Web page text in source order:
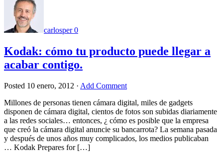
carlosper 0
Kodak: cómo tu producto puede llegar a
acabar contigo.
Posted 10 enero, 2012 · Add Comment
Millones de personas tienen cámara digital, miles de gadgets
disponen de cámara digital, cientos de fotos son subidas diariamente
a las redes sociales… entonces, ¿ cómo es posible que la empresa
que creó la cámara digital anuncie su bancarrota? La semana pasada
y después de unos años muy complicados, los medios publicaban
… Kodak Prepares for […]